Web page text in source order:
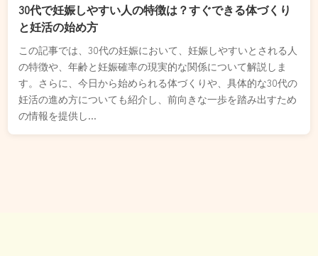
30代で妊娠しやすい人の特徴は？すぐできる体づくり
と妊活の始め方
この記事では、30代の妊娠において、妊娠しやすいとされる人
の特徴や、年齢と妊娠確率の現実的な関係について解説しま
す。さらに、今日から始められる体づくりや、具体的な30代の
妊活の進め方についても紹介し、前向きな一歩を踏み出すため
の情報を提供し...